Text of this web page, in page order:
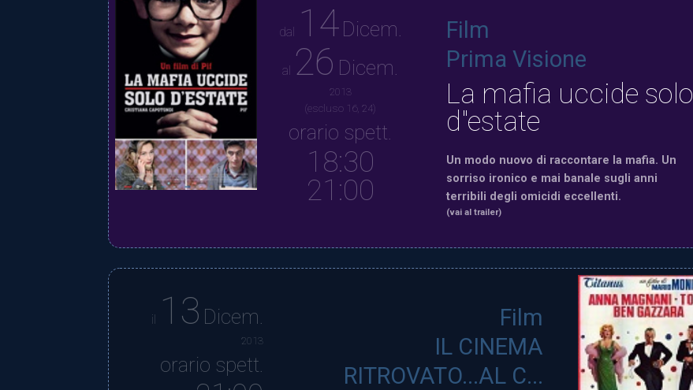
dal 14 Dicem.
al 26 Dicem.
2013
(escluso 16, 24)
orario spett.
18:30
21:00
Film
Prima Visione
La mafia uccide solo
d"estate
Un modo nuovo di raccontare la mafia. Un
sorriso ironico e mai banale sugli anni
terribili degli omicidi eccellenti.
(vai al trailer)
Film
IL CINEMA
RITROVATO...AL C...
il 13 Dicem.
2013
orario spett.